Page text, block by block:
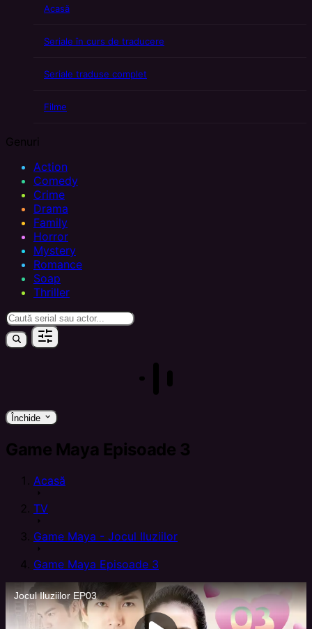
Acasă
Seriale în curs de traducere
Seriale traduse complet
Filme
Genuri
Action
Comedy
Crime
Drama
Family
Horror
Mystery
Romance
Soap
Thriller
Închide keyboard_arrow_down
Game Maya Episoade 3
Acasă
arrow_right
TV
arrow_right
Game Maya - Jocul Iluziilor
arrow_right
Game Maya Episoade 3